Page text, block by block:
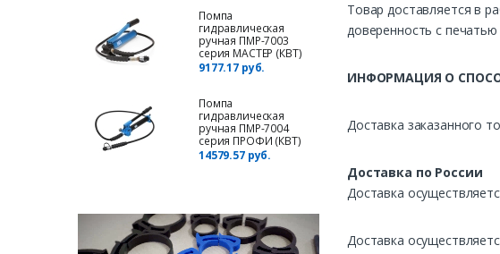
Помпа
гидравлическая
ручная ПМР-7003
серия МАСТЕР (КВТ)
9177.17 руб.
Помпа
гидравлическая
ручная ПМР-7004
серия ПРОФИ (КВТ)
14579.57 руб.
Товар доставляется в
доверенность с
ИНФОРМАЦИЯ О
Доставка заказанного
Доставка по России
Доставка
Доставка